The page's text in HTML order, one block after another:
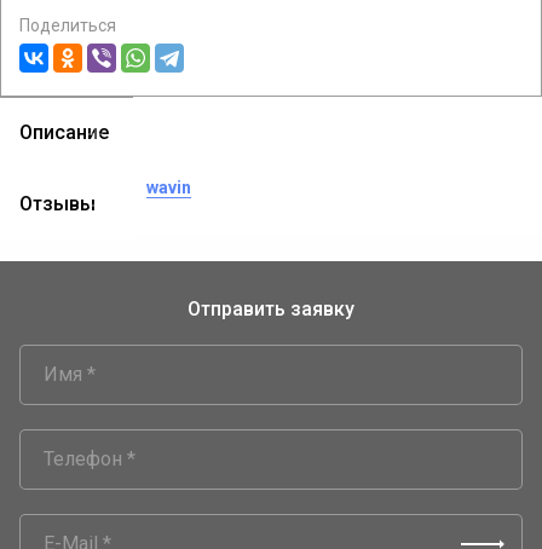
Поделиться
Описание
Отзывы
wavin
Отправить заявку